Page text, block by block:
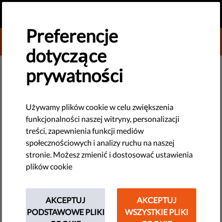
DONATE TO LIBERTIES
NOWE TECHNOLOGIE I PRAWA CZŁOWIEKA
​Czy prawa człowieka mogą
powstrzymać autorytarny
populizm?
Rok 2019 będzie rokiem ekscytującym i pełnym wyzwań. PE
zorganizuje wybory, a organizacja Liberties będzie jeździć po
dowiesz się, dlaczego populiści trafiają do wyborców i jak
można z tym walczyć.
Preferencje
dotyczące
prywatności
Używamy plików cookie w celu zwiększenia
funkcjonalności naszej witryny, personalizacji
treści, zapewnienia funkcji mediów
społecznościowych i analizy ruchu na naszej
stronie. Możesz zmienić i dostosować ustawienia
plików cookie
AKCEPTUJ
PODSTAWOWE PLIKI
AKCEPTUJ
WSZYSTKIE PLIKI